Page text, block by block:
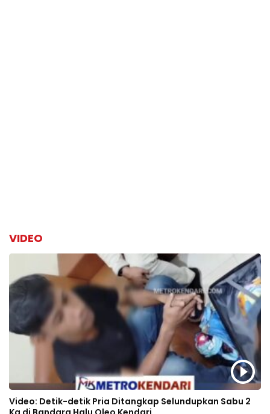
VIDEO
Video: Detik-detik Pria Ditangkap Selundupkan Sabu 2